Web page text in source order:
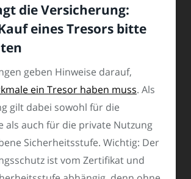
die Versicherung:
eines Tresors bitte
geben Hinweise darauf,
ein Tresor haben muss. Als
gilt dabei sowohl für die
als auch für die private Nutzung
Sicherheitsstufe. Wichtig: Der
ist vom Zertifikat und